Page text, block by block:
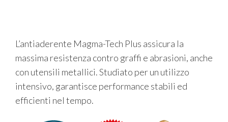
L’antiaderente Magma-Tech Plus assicura la
massima resistenza contro graffi e abrasioni, anche
con utensili metallici. Studiato per un utilizzo
intensivo, garantisce performance stabili ed
efficienti nel tempo.